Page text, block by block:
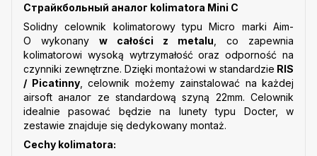
Страйкбольный аналог kolimatora Mini C
Solidny celownik kolimatorowy typu Micro marki Aim-
O wykonany
w całości z metalu , co zapewnia
kolimatorowi wysoką wytrzymałość oraz odporność na
czynniki zewnętrzne. Dzięki montażowi w standardzie RIS
/ Picatinny, celownik możemy zainstalować na każdej
airsoft аналог ze standardową szyną 22mm. Celownik
idealnie pasować będzie na lunety typu Docter, w
zestawie znajduje się dedykowany montaż.
Cechy kolimatora: